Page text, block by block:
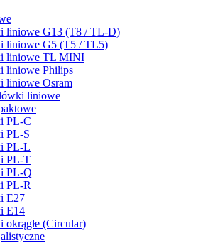
liniowe G13 (T8 / TL-D)
liniowe G5 (T5 / TL5)
liniowe TL MINI
liniowe Philips
liniowe Osram
liniowe
PL-C
PL-S
PL-L
PL-T
PL-Q
PL-R
E27
E14
okrągłe (Circular)